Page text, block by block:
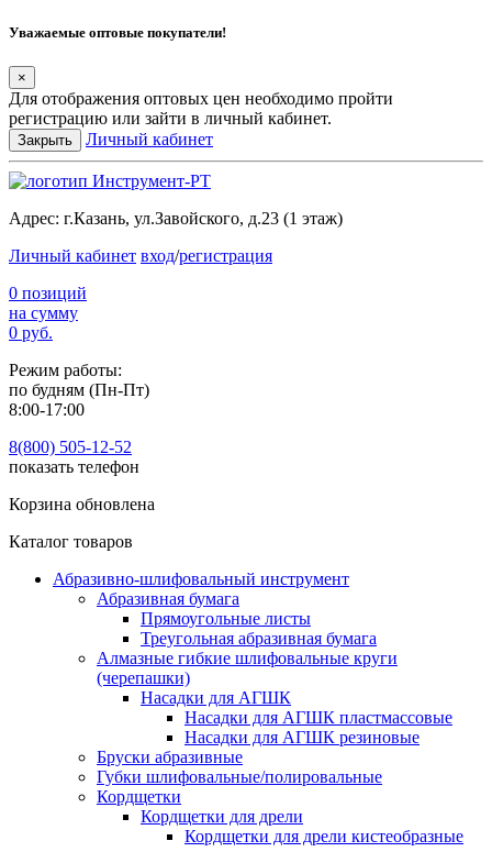
Уважаемые оптовые покупатели!
×
Для отображения оптовых цен необходимо пройти
регистрацию или зайти в личный кабинет.
Закрыть Личный кабинет
Адрес: г.Казань, ул.Завойского, д.23 (1 этаж)
Личный кабинет вход/регистрация
0 позиций
на сумму
0 руб.
Режим работы:
по будням (Пн-Пт)
8:00-17:00
8(800) 505-12-52
показать телефон
Корзина обновлена
Каталог товаров
Абразивно-шлифовальный инструмент
Абразивная бумага
Прямоугольные листы
Треугольная абразивная бумага
Алмазные гибкие шлифовальные круги
(черепашки)
Насадки для АГШК
Насадки для АГШК пластмассовые
Насадки для АГШК резиновые
Бруски абразивные
Губки шлифовальные/полировальные
Кордщетки
Кордщетки для дрели
Кордщетки для дрели кистеобразные